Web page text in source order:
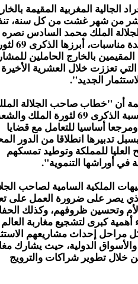
الجالية المغربية المقيمة
من شهر غشت من كل سنة،
الملك محمد السادس نصره
وأيده حيث ما فتئ جلالته يدعو في عدة
2022، المغاربة المقيمين بالخارج الحاملين
تعززت خلال العشرية
الجديد".
أن "خطاب صاحب الجلالة
محمد السادس نصره الله وأيده بمناسبة الذكرى 69 لثورة
أساسيا للتعامل مع قضايا
بسبل تدبيرها انطلاقا من الدور
العليا للمملكة وتوطيد تمسكهم
أوراشها التنموية".
الملكية السامية لصاحب
يصر على ضرورة العمل على
الأم وتحسين ظروفهم، وكذلك
كبرى لتشجيع مغاربة
مراحل إحداث مشاريعهم
الدولية، حيث يشارك
خلال تطوير شراكات والترويج